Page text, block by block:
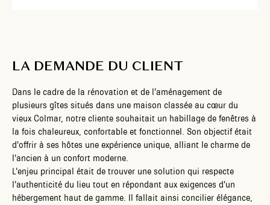
LA DEMANDE DU CLIENT
Dans le cadre de la rénovation et de l’aménagement de
plusieurs gîtes situés dans une maison classée au cœur du
vieux Colmar, notre cliente souhaitait un habillage de fenêtres à
la fois chaleureux, confortable et fonctionnel. Son objectif était
d’offrir à ses hôtes une expérience unique, alliant le charme de
l’ancien à un confort moderne.
L’enjeu principal était de trouver une solution qui respecte
l’authenticité du lieu tout en répondant aux exigences d’un
hébergement haut de gamme. Il fallait ainsi concilier élégance,